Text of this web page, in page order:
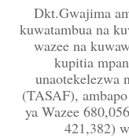
Dkt.Gwajima
kuwatambua na
wazee na
kupitia
unaotekelezwa
(TASAF),
ya Wazee
421,382)